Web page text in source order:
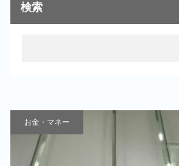
検索
お金・マネー